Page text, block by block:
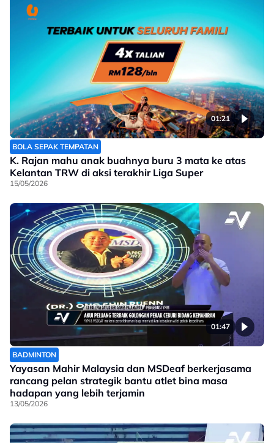
01:21
BOLA SEPAK TEMPATAN
K. Rajan mahu anak buahnya buru 3 mata ke atas
Kelantan TRW di aksi terakhir Liga Super
15/05/2026
01:47
BADMINTON
Yayasan Mahir Malaysia dan MSDeaf berkerjasama
rancang pelan strategik bantu atlet bina masa
hadapan yang lebih terjamin
13/05/2026